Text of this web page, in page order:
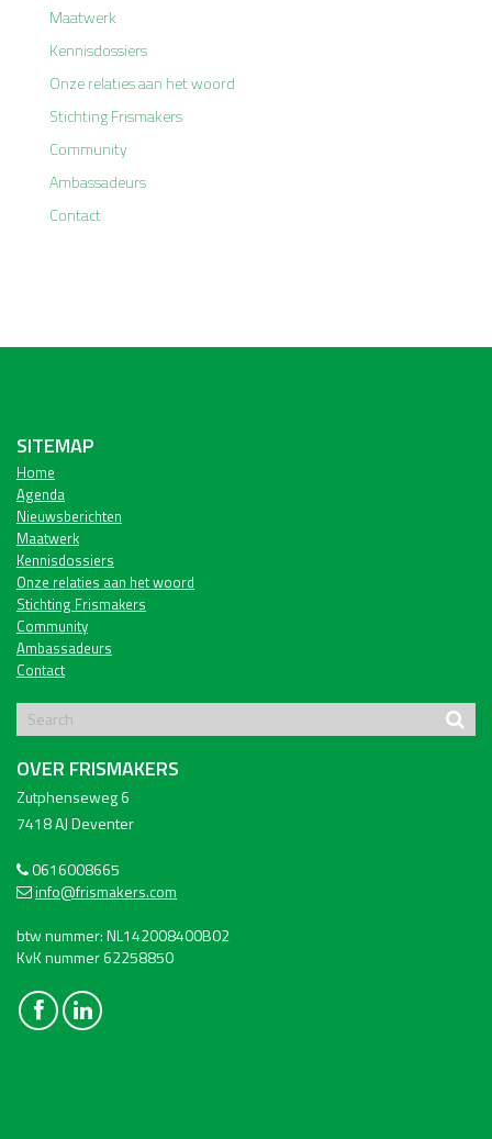
Maatwerk
Kennisdossiers
Onze relaties aan het woord
Stichting Frismakers
Community
Ambassadeurs
Contact
SITEMAP
Home
Agenda
Nieuwsberichten
Maatwerk
Kennisdossiers
Onze relaties aan het woord
Stichting Frismakers
Community
Ambassadeurs
Contact
OVER FRISMAKERS
Zutphenseweg 6
7418 AJ Deventer
0616008665
info@frismakers.com
btw nummer: NL142008400B02
KvK nummer 62258850